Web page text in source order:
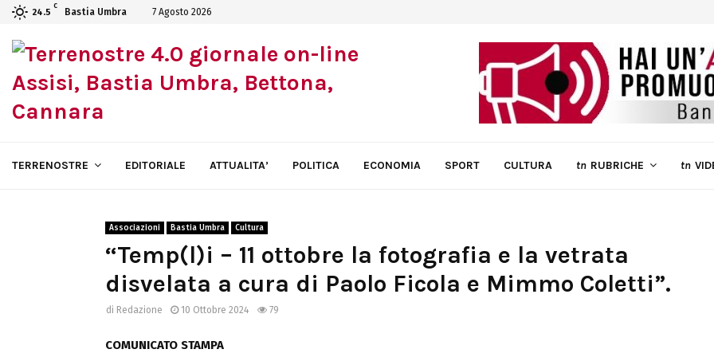
24.5
C
Bastia Umbra 7 Agosto 2026
TERRENOSTRE EDITORIALE ATTUALITA’ POLITICA ECONOMIA SPORT CULTURA tn RUBRICHE tn
Associazioni Bastia Umbra Cultura
“Temp(l)i – 11 ottobre la fotografia e la vetrata
disvelata a cura di Paolo Ficola e Mimmo Coletti”.
di Redazione 10 Ottobre 2024 79
COMUNICATO STAMPA